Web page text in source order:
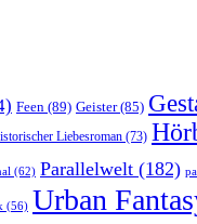
Feen (89) Geister(85)
Liebesroman (73)
(62) Parallelwelt (182)
(56) Urban